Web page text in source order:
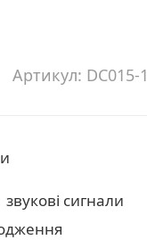
Артикул: DC015-1
звукові сигнали